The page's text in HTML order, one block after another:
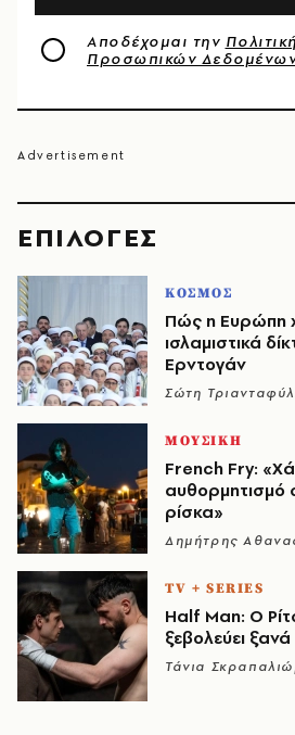
EΠΙΛΟΓΈΣ
ΚΟΣΜΟΣ
Πώς η Ευρώπη
ισλαμιστικά
Ερντογάν
Σώτη
ΜΟΥΣΙΚΗ
French Fry:
αυθορμητισμό
ρίσκα»
Δημήτρης
TV + SERIES
Half Man: Ο
ξεβολεύει ξανά
Τάνια
Αποδέχομαι την
Προσωπικών